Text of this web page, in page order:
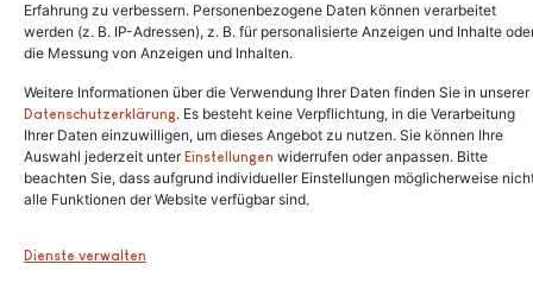
Erfahrung zu verbessern. Personenbezogene Daten können verarbeitet
werden (z. B. IP-Adressen), z. B. für personalisierte Anzeigen und Inhalte
die Messung von Anzeigen und Inhalten.
Weitere Informationen über die Verwendung Ihrer Daten finden Sie in unserer
Datenschutzerklärung. Es besteht keine Verpflichtung, in die Verarbeitung
Ihrer Daten einzuwilligen, um dieses Angebot zu nutzen. Sie können Ihre
Auswahl jederzeit unterEinstellungen widerrufen oder anpassen. Bitte
beachten Sie, dass aufgrund individueller Einstellungen möglicherweise
alle Funktionen der Website verfügbar sind.
Dienste verwalten
Copyright © 2024. Alle Rechte vorbehalten.
53426 Schalkenbach